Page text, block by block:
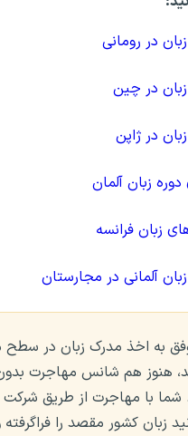
در رومانی
در چین
در ژاپن
دوره زبان آلمان
زبان فرانسه
آلمانی در مجارستان
به اخذ مدرک زبان در سطح
هنوز هم شانس مهاجرت
شما با مهاجرت از طریق شرکت
زبان کشور مقصد را